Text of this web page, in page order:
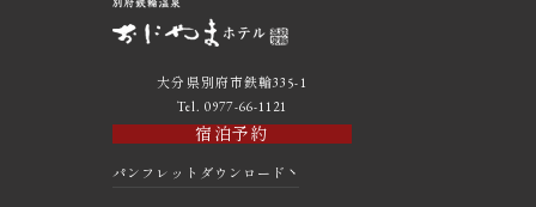
大分県別府市鉄輪335-1
Tel. 0977-66-1121
宿泊予約
パンフレットダウンロード